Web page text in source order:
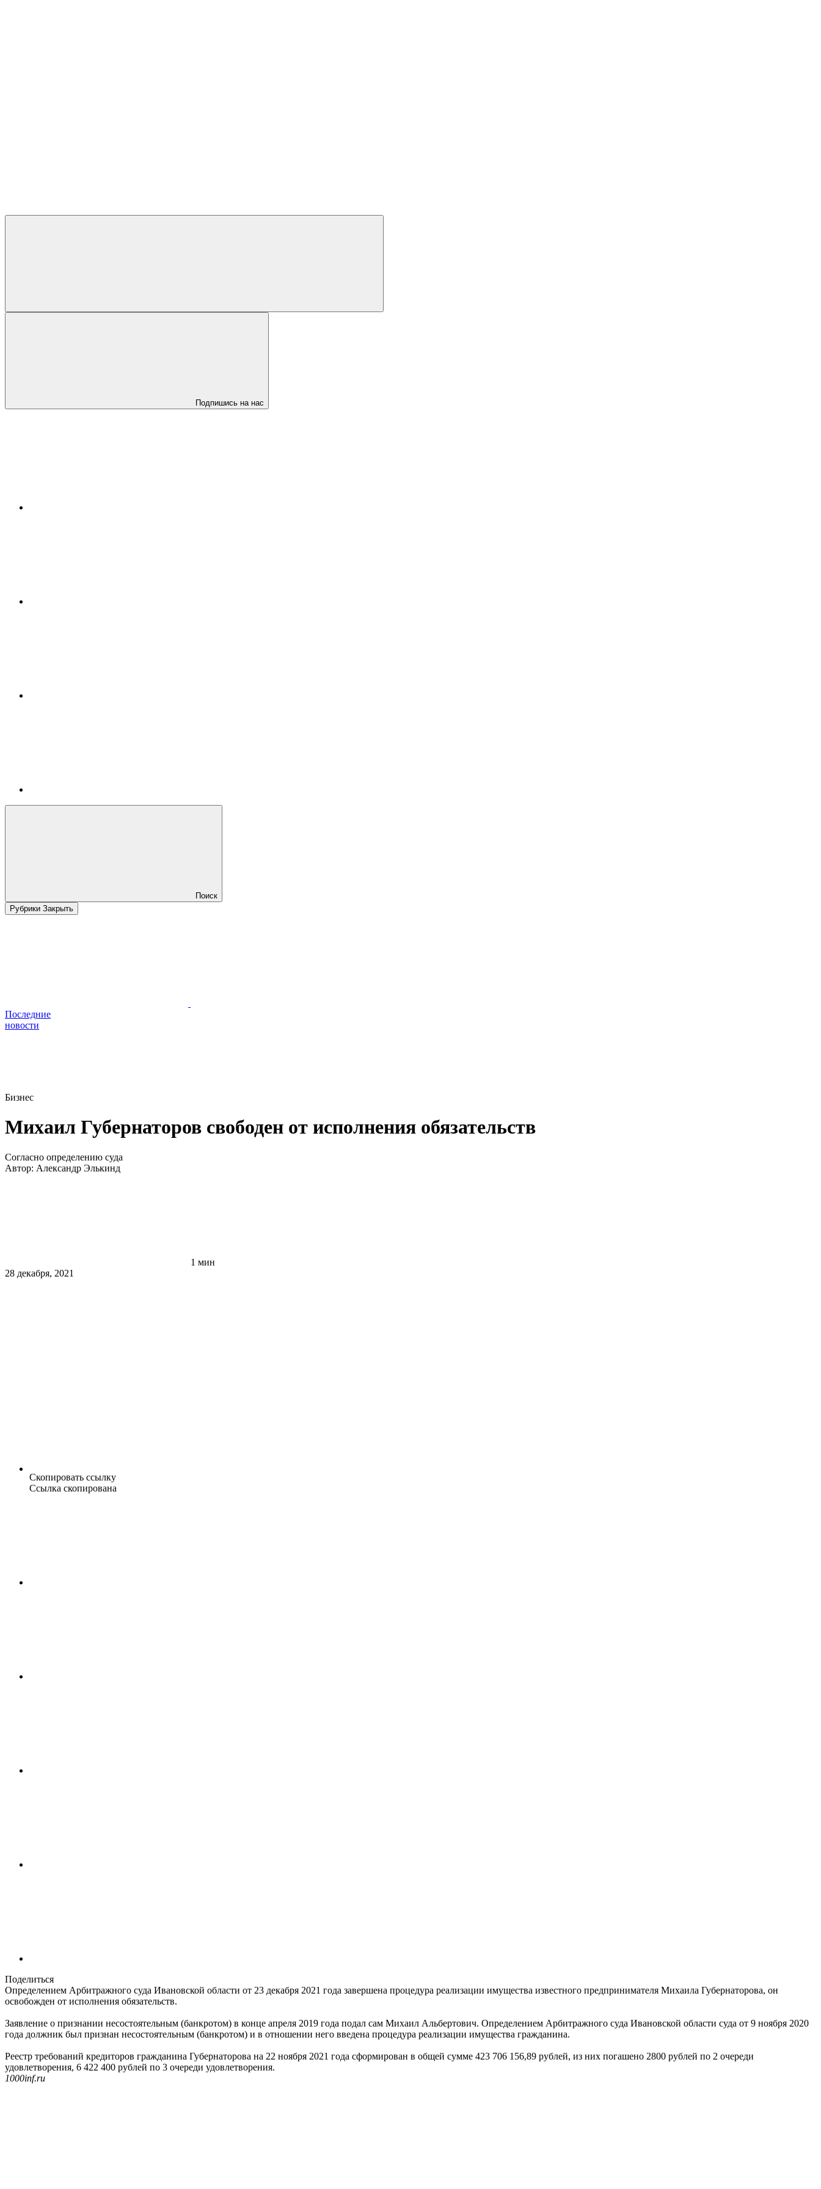
Подпишись на нас
Поиск
Рубрики Закрыть
Последние
новости
Бизнес
Михаил Губернаторов свободен от исполнения обязательств
Согласно определению суда
Автор: Александр Элькинд
1 мин
28 декабря, 2021
Скопировать ссылку
Ссылка скопирована
Поделиться
Определением Арбитражного суда Ивановской области от 23 декабря 2021 года завершена процедура реализации имущества известного предпринимателя Михаила Губернаторова, он
освобожден от исполнения обязательств.
Заявление о признании несостоятельным (банкротом) в конце апреля 2019 года подал сам Михаил Альбертович. Определением Арбитражного суда Ивановской области суда от 9 ноября 2020
года должник был признан несостоятельным (банкротом) и в отношении него введена процедура реализации имущества гражданина.
Реестр требований кредиторов гражданина Губернаторова на 22 ноября 2021 года сформирован в общей сумме 423 706 156,89 рублей, из них погашено 2800 рублей по 2 очереди
удовлетворения, 6 422 400 рублей по 3 очереди удовлетворения.
1000inf.ru